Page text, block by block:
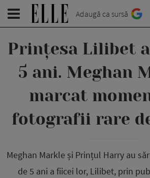
Adaugă ca sursă
Prințesa Lilibet
5 ani. Meghan
marcat
fotografii rare
Meghan Markle și Prințul Harry au
de 5 ani a fiicei lor, Lilibet, prin